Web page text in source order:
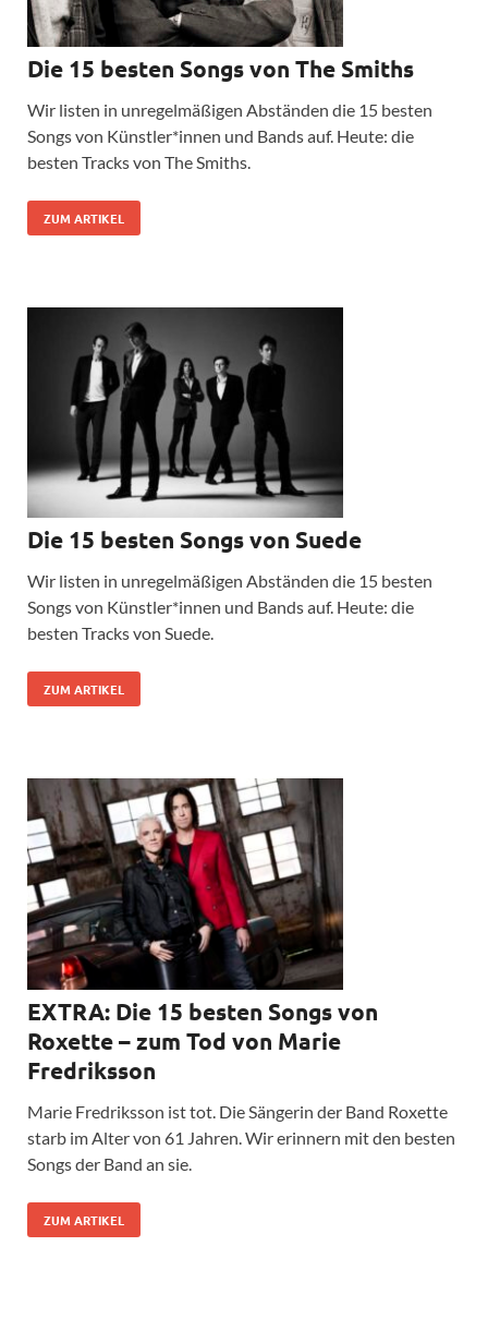
Die 15 besten Songs von The Smiths
Wir listen in unregelmäßigen Abständen die 15 besten
Songs von Künstler*innen und Bands auf. Heute: die
besten Tracks von The Smiths.
ZUM ARTIKEL
Die 15 besten Songs von Suede
Wir listen in unregelmäßigen Abständen die 15 besten
Songs von Künstler*innen und Bands auf. Heute: die
besten Tracks von Suede.
ZUM ARTIKEL
EXTRA: Die 15 besten Songs von
Roxette – zum Tod von Marie
Fredriksson
Marie Fredriksson ist tot. Die Sängerin der Band Roxette
starb im Alter von 61 Jahren. Wir erinnern mit den besten
Songs der Band an sie.
ZUM ARTIKEL